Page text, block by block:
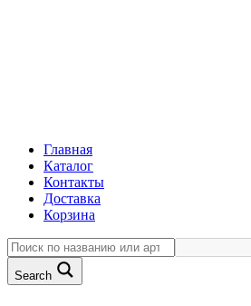
Главная
Каталог
Контакты
Доставка
Корзина
Search